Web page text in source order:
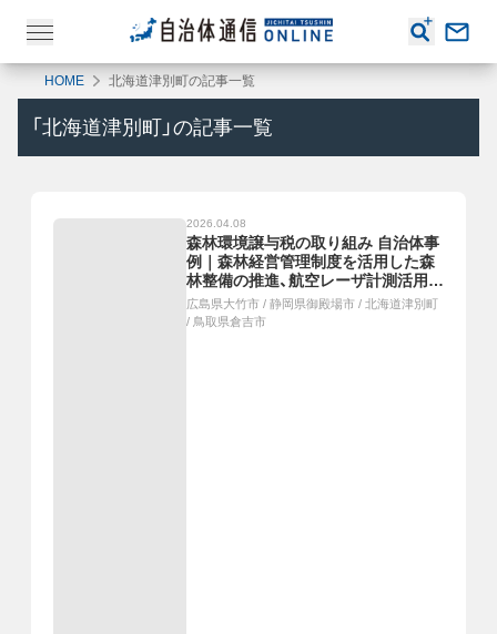
HOME 北海道津別町の記事一覧
「 北海道津別町 」の記事一覧
2026.04.08
森林環境譲与税の取り組み 自治体事
例｜森林経営管理制度を活用した森
林整備の推進、航空レーザ計測活用で
集積計画・配分計画を作成、愛林のま
ち私有林整備事業、スギ人工林の伐採
広島県大竹市 / 静岡県御殿場市 / 北海道津別町
/ 鳥取県倉吉市